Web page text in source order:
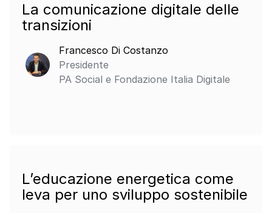
La comunicazione digitale delle
transizioni
Francesco Di Costanzo
Presidente
PA Social e Fondazione Italia Digitale
L’educazione energetica come
leva per uno sviluppo sostenibile